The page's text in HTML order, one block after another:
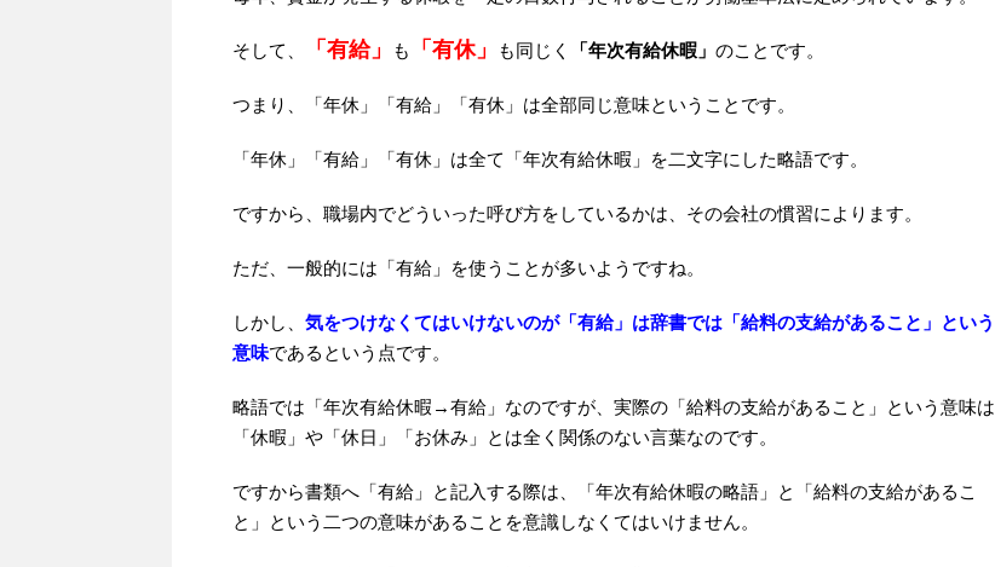
そして、 「有給」 も 「有休」 も同じく 「年次有給休暇」 のことです。
つまり、「年休」「有給」「有休」は全部同じ意味ということです。
「年休」「有給」「有休」は全て「年次有給休暇」を二文字にした略語です。
ですから、職場内でどういった呼び方をしているかは、その会社の慣習によります。
ただ、一般的には「有給」を使うことが多いようですね。
しかし、 気をつけなくてはいけないのが「有給」は辞書では「給料の支給があること」という
意味であるという点です。
略語では「年次有給休暇→有給」なのですが、実際の「給料の支給があること」という意味は
「休暇」や「休日」「お休み」とは全く関係のない言葉なのです。
ですから書類へ「有給」と記入する際は、「年次有給休暇の略語」と「給料の支給があるこ
と」という二つの意味があることを意識しなくてはいけません。